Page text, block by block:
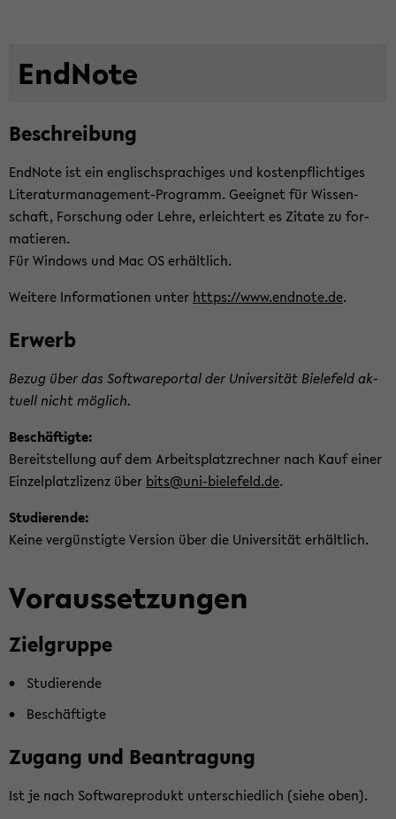
End­No­te
Be­schrei­bung
End­No­te ist ein eng­lisch­spra­chi­ges und kos­ten­pflich­ti­ges
Literaturmanagement-​Programm. Ge­eig­net für Wis­sen­
schaft, For­schung oder Lehre, er­leich­tert es Zi­ta­te zu for­
ma­tie­ren.
Für Win­dows und Mac OS er­hält­lich.
Wei­te­re In­for­ma­tio­nen unter https://www.end­no­te.de.
Er­werb
Bezug über das Soft­ware­por­tal der Uni­ver­si­tät Bie­le­feld ak­
tu­ell nicht mög­lich.
Be­schäf­tig­te:
Be­reit­stel­lung auf dem Ar­beits­platz­rech­ner nach Kauf einer
Ein­zel­platz­li­zenz über bits@uni-​bielefeld.de.
Stu­die­ren­de:
Keine ver­güns­tig­te Ver­si­on über die Uni­ver­si­tät er­hält­lich.
Vor­aus­set­zun­gen
Ziel­grup­pe
Stu­die­ren­de
Be­schäf­tig­te
Zu­gang und Be­an­tra­gung
Ist je nach Soft­ware­pro­dukt un­ter­schied­lich (siehe oben).